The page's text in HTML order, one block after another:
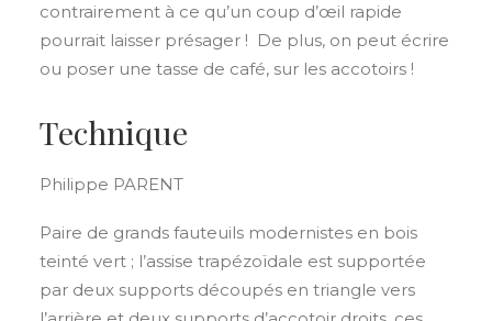
contrairement à ce qu’un coup d’œil rapide
pourrait laisser présager ! De plus, on peut écrire
ou poser une tasse de café, sur les accotoirs !
Technique
Philippe PARENT
Paire de grands fauteuils modernistes en bois
teinté vert ; l’assise trapézoïdale est supportée
par deux supports découpés en triangle vers